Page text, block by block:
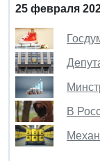
25 февраля
В